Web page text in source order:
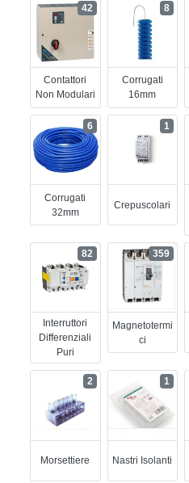
Contattori
Non Modulari
42
Corrugati
16mm
8
Corrugati
32mm
6
Crepuscolari
1
Interruttori
Differenziali
Puri
82
Magnetotermi
Ci
359
Morsettiere
2
Nastri Isolanti
1